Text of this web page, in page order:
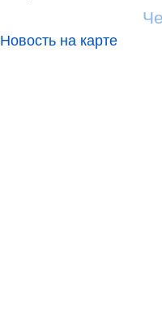
Новость на карте